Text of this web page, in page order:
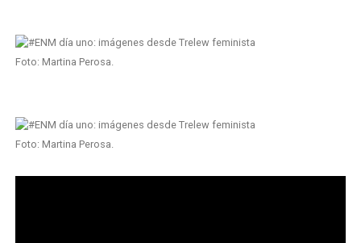
Foto: Martina Perosa.
Foto: Martina Perosa.